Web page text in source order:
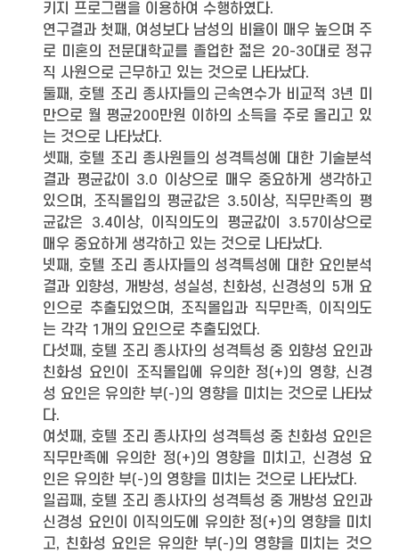
키지 프로그램을 이용하여 수행하였다.
연구결과 첫째, 여성보다 남성의 비율이 매우 높으며 주
로 미혼의 전문대학교를 졸업한 젊은 20-30대로 정규
직 사원으로 근무하고 있는 것으로 나타났다.
둘째, 호텔 조리 종사자들의 근속연수가 비교적 3년 미
만으로 월 평균200만원 이하의 소득을 주로 올리고 있
는 것으로 나타났다.
셋째, 호텔 조리 종사원들의 성격특성에 대한 기술분석
결과 평균값이 3.0 이상으로 매우 중요하게 생각하고
있으며, 조직몰입의 평균값은 3.5이상, 직무만족의 평
균값은 3.4이상, 이직의도의 평균값이 3.57이상으로
매우 중요하게 생각하고 있는 것으로 나타났다.
넷째, 호텔 조리 종사자들의 성격특성에 대한 요인분석
결과 외향성, 개방성, 성실성, 친화성, 신경성의 5개 요
인으로 추출되었으며, 조직몰입과 직무만족, 이직의도
는 각각 1개의 요인으로 추출되었다.
다섯째, 호텔 조리 종사자의 성격특성 중 외향성 요인과
친화성 요인이 조직몰입에 유의한 정(+)의 영향, 신경
성 요인은 유의한 부(-)의 영향을 미치는 것으로 나타났
다.
여섯째, 호텔 조리 종사자의 성격특성 중 친화성 요인은
직무만족에 유의한 정(+)의 영향을 미치고, 신경성 요
인은 유의한 부(-)의 영향을 미치는 것으로 나타났다.
일곱째, 호텔 조리 종사자의 성격특성 중 개방성 요인과
신경성 요인이 이직의도에 유의한 정(+)의 영향을 미치
고, 친화성 요인은 유의한 부(-)의 영향을 미치는 것으